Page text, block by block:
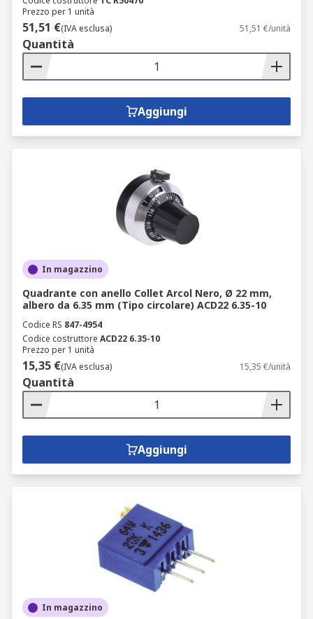
Prezzo per 1 unità
51,51 €(IVA esclusa) 51,51 €/unità
Quantità
Aggiungi
In magazzino
Quadrante con anello Collet Arcol Nero, Ø 22 mm,
albero da 6.35 mm (Tipo circolare) ACD22 6.35-10
Codice RS 847-4954
Codice costruttore ACD22 6.35-10
Prezzo per 1 unità
15,35 €(IVA esclusa) 15,35 €/unità
Quantità
Aggiungi
In magazzino